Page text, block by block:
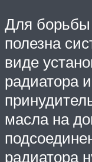
Для борьбы
полезна
виде
радиатора
масла на
радиатора